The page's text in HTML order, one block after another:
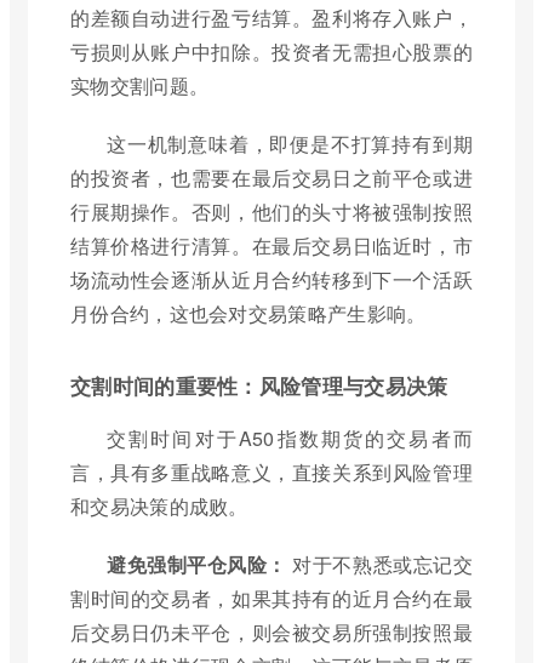
的差额自动进行盈亏结算。盈利将存入账户，
亏损则从账户中扣除。投资者无需担心股票的
实物交割问题。
这一机制意味着，即便是不打算持有到期
的投资者，也需要在最后交易日之前平仓或进
行展期操作。否则，他们的头寸将被强制按照
结算价格进行清算。在最后交易日临近时，市
场流动性会逐渐从近月合约转移到下一个活跃
月份合约，这也会对交易策略产生影响。
交割时间的重要性：风险管理与交易决策
交割时间对于A50指数期货的交易者而
言，具有多重战略意义，直接关系到风险管理
和交易决策的成败。
避免强制平仓风险： 对于不熟悉或忘记交
割时间的交易者，如果其持有的近月合约在最
后交易日仍未平仓，则会被交易所强制按照最